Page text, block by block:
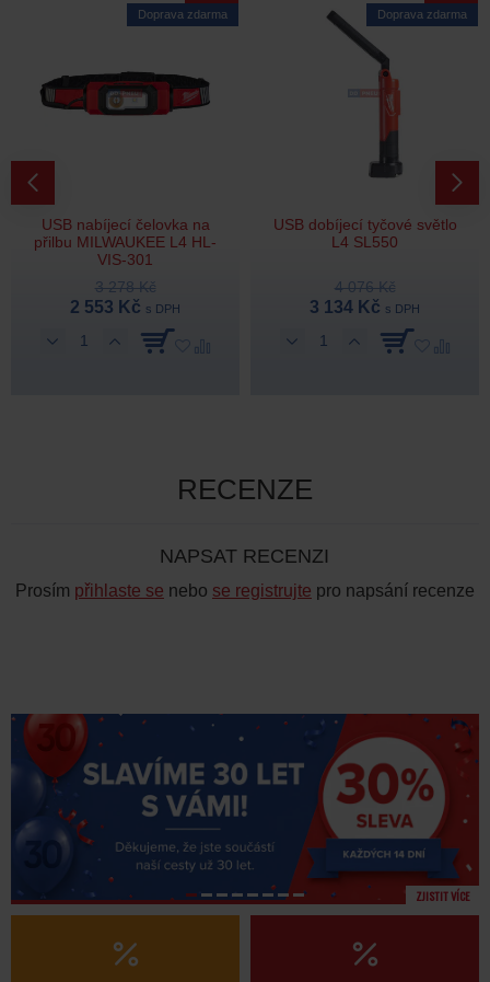
Doprava zdarma
USB nabíjecí čelovka na
přilbu MILWAUKEE L4 HL-
VIS-301
3 278 Kč
2 553 Kč s DPH
Doprava zdarma
USB dobíjecí tyčové světlo
L4 SL550
4 076 Kč
3 134 Kč s DPH
RECENZE
NAPSAT RECENZI
Prosím přihlaste se nebo se registrujte pro napsání recenze
ZJISTIT VÍCE